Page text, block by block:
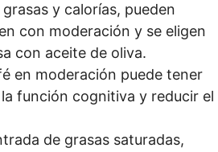
y calorías, pueden
con moderación y se eligen
con aceite de oliva.
en moderación puede tener
función cognitiva y reducir el
de grasas saturadas,